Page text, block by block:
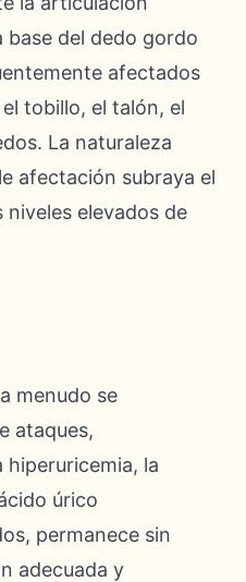
base del dedo gordo
afectados
tobillo, el talón, el
La naturaleza
afectación subraya el
elevados de
menudo se
ataques,
hiperuricemia, la
úrico
permanece sin
adecuada y